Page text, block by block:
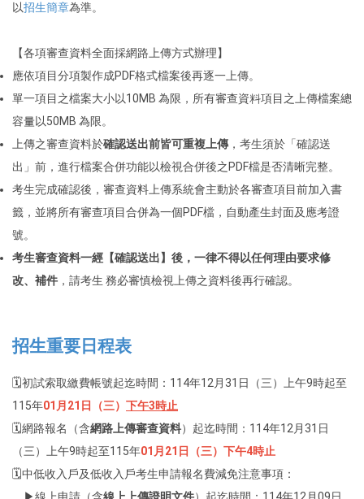
以招生簡章為準。
【各項審查資料全面採網路上傳方式辦理】
應依項目分項製作成PDF格式檔案後再逐一上傳。
單一項目之檔案大小以10MB 為限，所有審查資料項目之上傳檔案總
容量以50MB 為限。
上傳之審查資料於確認送出前皆可重複上傳 ，考生須於「確認送
出」前，進行檔案合併功能以檢視合併後之PDF檔是否清晰完整。
考生完成確認後，審查資料上傳系統會主動於各審查項目前加入書
籤，並將所有審查項目合併為一個PDF檔，自動產生封面及應考證
號。
考生審查資料一經【確認送出】後，一律不得以任何理由要求修
改、補件 ，請考生 務必審慎檢視上傳之資料後再行確認。
招生重要日程表
🗓️初試索取繳費帳號起迄時間：114年12月31日（三）上午9時起至
115年01月21日（三） 下午3時止
🗓️網路報名（含網路上傳審查資料）起迄時間：114年12月31日
（三）上午9時起至115年01月21日（三）下午4時止
🗓️中低收入戶及低收入戶考生申請報名費減免注意事項：